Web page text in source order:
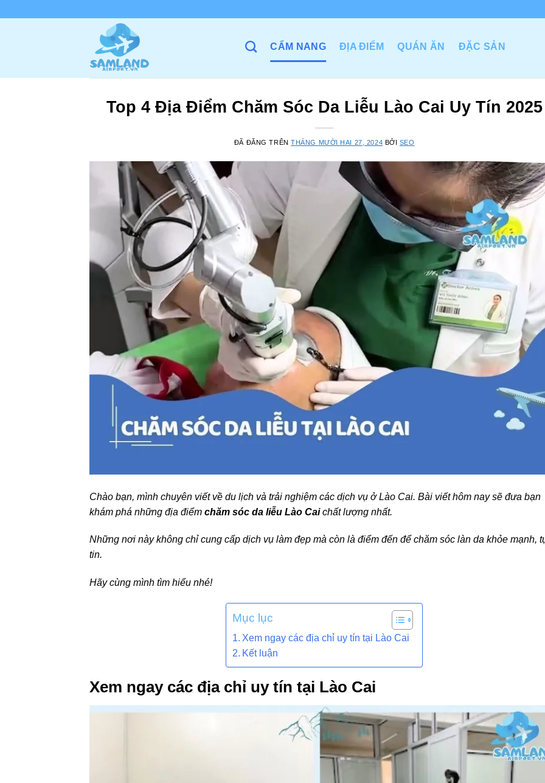
CẨM NANG ĐỊA ĐIỂM QUÁN ĂN ĐẶC SẢN
Top 4 Địa Điểm Chăm Sóc Da Liễu Lào Cai Uy Tín 2025
ĐÃ ĐĂNG TRÊNTHÁNG MƯỜI HAI 27, 2024 BỞI SEO
Chào bạn, mình chuyên viết về du lịch và trải nghiệm các dịch vụ ở Lào Cai. Bài viết hôm nay sẽ đưa bạn
khám phá những địa điểm chăm sóc da liễu Lào Caichất lượng nhất.
Những nơi này không chỉ cung cấp dịch vụ làm đẹp mà còn là điểm đến để chăm sóc làn da khỏe mạnh,
tin.
Hãy cùng mình tìm hiểu nhé!
Mục lục
Xem ngay các địa chỉ uy tín tại Lào Cai
Kết luận
Xem ngay các địa chỉ uy tín tại Lào Cai